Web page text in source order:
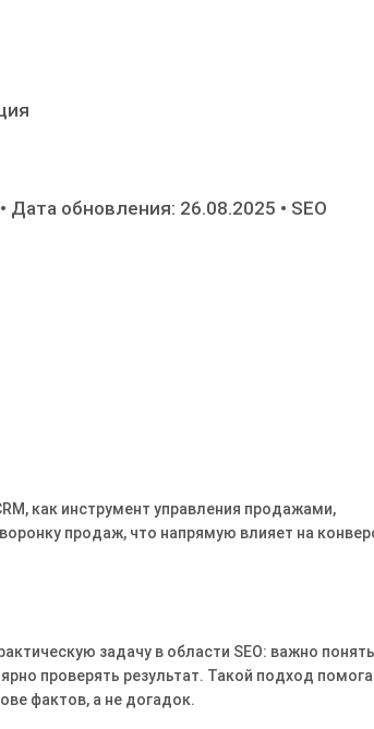
• Дата обновления: 26.08.2025 • SEO
как инструмент управления продажами,
продаж, что напрямую влияет на
задачу в области SEO: важно понять
проверять результат. Такой подход
фактов, а не догадок.